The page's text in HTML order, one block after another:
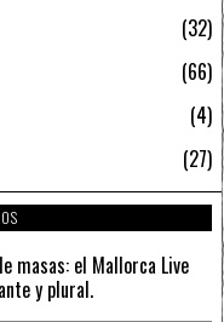
32
66
4
27
masas: el Mallorca Live
y plural.